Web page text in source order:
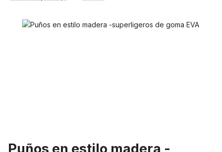
Omitir galería de imágenes